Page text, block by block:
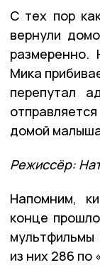
С тех пор
вернули
Мика
перепутал
домой
Режиссёр:
Напомним,
конце
мультфильмы
из них 286 по